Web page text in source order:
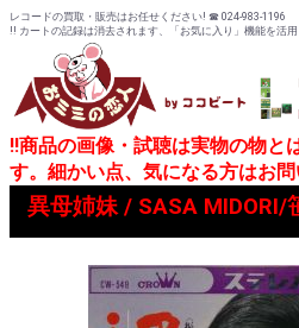
レコードの買取・販売はお任せください! ☎ 024-983-1196
!! カートの記録は消去されます、「お気に入り」機能を活用
!!商品の画像・試聴は実物の物と
す。細かい点、気になる方はお問
異母姉妹 / SASA MIDORI/